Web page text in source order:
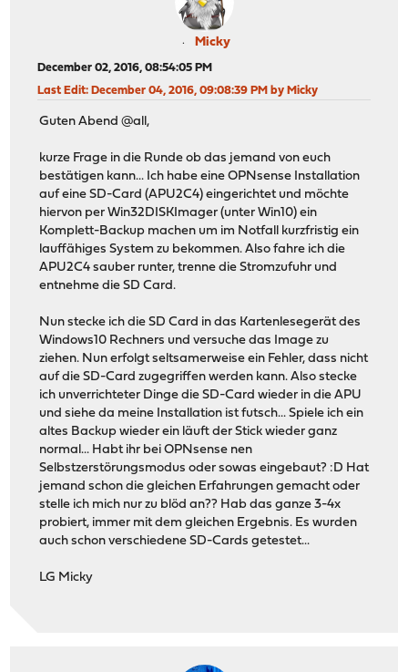
Micky
December 02, 2016, 08:54:05 PM
Last Edit: December 04, 2016, 09:08:39 PM by Micky
Guten Abend @all,
kurze Frage in die Runde ob das jemand von euch
bestätigen kann... Ich habe eine OPNsense Installation
auf eine SD-Card (APU2C4) eingerichtet und möchte
hiervon per Win32DISKImager (unter Win10) ein
Komplett-Backup machen um im Notfall kurzfristig ein
lauffähiges System zu bekommen. Also fahre ich die
APU2C4 sauber runter, trenne die Stromzufuhr und
entnehme die SD Card.
Nun stecke ich die SD Card in das Kartenlesegerät des
Windows10 Rechners und versuche das Image zu
ziehen. Nun erfolgt seltsamerweise ein Fehler, dass nicht
auf die SD-Card zugegriffen werden kann. Also stecke
ich unverrichteter Dinge die SD-Card wieder in die APU
und siehe da meine Installation ist futsch... Spiele ich ein
altes Backup wieder ein läuft der Stick wieder ganz
normal... Habt ihr bei OPNsense nen
Selbstzerstörungsmodus oder sowas eingebaut? :D Hat
jemand schon die gleichen Erfahrungen gemacht oder
stelle ich mich nur zu blöd an?? Hab das ganze 3-4x
probiert, immer mit dem gleichen Ergebnis. Es wurden
auch schon verschiedene SD-Cards getestet...
LG Micky